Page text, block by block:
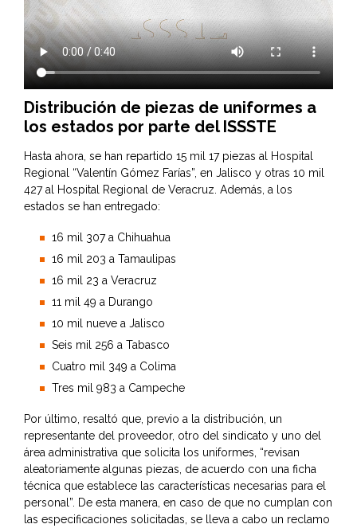
Distribución de piezas de uniformes a
los estados por parte del ISSSTE
Hasta ahora, se han repartido 15 mil 17 piezas al Hospital
Regional “Valentín Gómez Farías”, en Jalisco y otras 10 mil
427 al Hospital Regional de Veracruz. Además, a los
estados se han entregado:
16 mil 307 a Chihuahua
16 mil 203 a Tamaulipas
16 mil 23 a Veracruz
11 mil 49 a Durango
10 mil nueve a Jalisco
Seis mil 256 a Tabasco
Cuatro mil 349 a Colima
Tres mil 983 a Campeche
Por último, resaltó que, previo a la distribución, un
representante del proveedor, otro del sindicato y uno del
área administrativa que solicita los uniformes, “revisan
aleatoriamente algunas piezas, de acuerdo con una ficha
técnica que establece las características necesarias para el
personal”. De esta manera, en caso de que no cumplan con
las especificaciones solicitadas, se lleva a cabo un reclamo